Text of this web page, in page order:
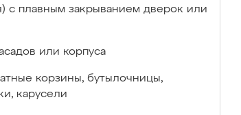
с плавным закрыванием дверок или
или корпуса
корзины, бутылочницы,
карусели